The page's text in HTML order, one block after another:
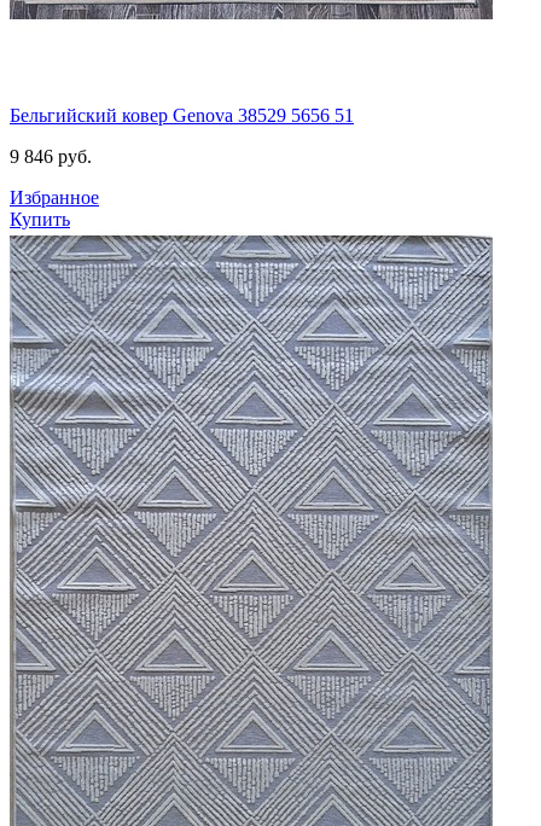
Бельгийский ковер Genova 38529 5656 51
9 846 руб.
Избранное
Купить